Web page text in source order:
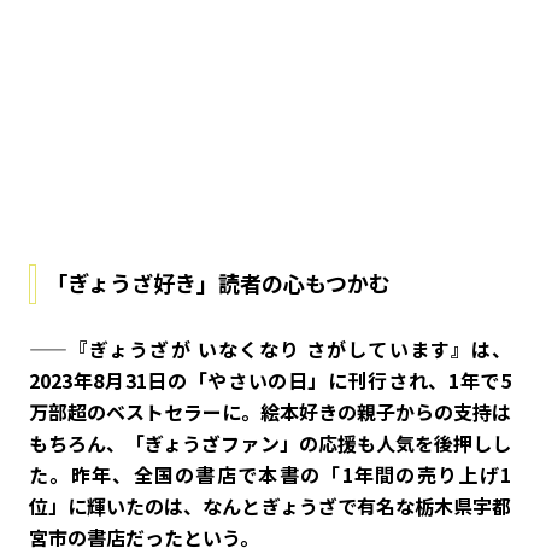
「ぎょうざ好き」読者の心もつかむ
——『ぎょうざが いなくなり さがしています』は、
2023年8月31日の「やさいの日」に刊行され、1年で5
万部超のベストセラーに。絵本好きの親子からの支持は
もちろん、「ぎょうざファン」の応援も人気を後押しし
た。昨年、全国の書店で本書の「1年間の売り上げ1
位」に輝いたのは、なんとぎょうざで有名な栃木県宇都
宮市の書店だったという。